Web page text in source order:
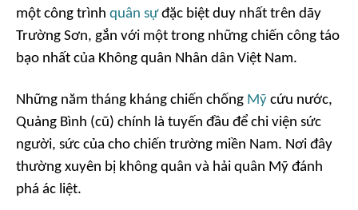
một công trình quân sựđặc biệt duy nhất trên dãy
Trường Sơn, gắn với một trong những chiến công táo
bạo nhất của Không quân Nhân dân Việt Nam.
Những năm tháng kháng chiến chống Mỹ cứu nước,
Quảng Bình (cũ) chính là tuyến đầu để chi viện sức
người, sức của cho chiến trường miền Nam. Nơi đây
thường xuyên bị không quân và hải quân Mỹ đánh
phá ác liệt.